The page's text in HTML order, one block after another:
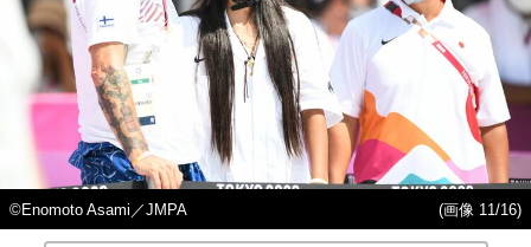
©︎Enomoto Asami／JMPA (画像 11/16)